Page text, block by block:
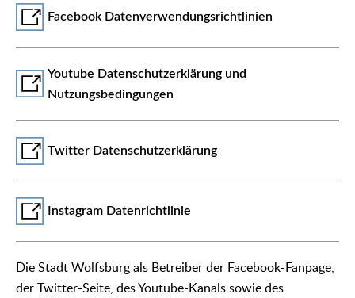
Facebook Datenverwendungsrichtlinien
Youtube Datenschutzerklärung und
Nutzungsbedingungen
Twitter Datenschutzerklärung
Instagram Datenrichtlinie
Die Stadt Wolfsburg als Betreiber der Facebook-Fanpage,
der Twitter-Seite, des Youtube-Kanals sowie des